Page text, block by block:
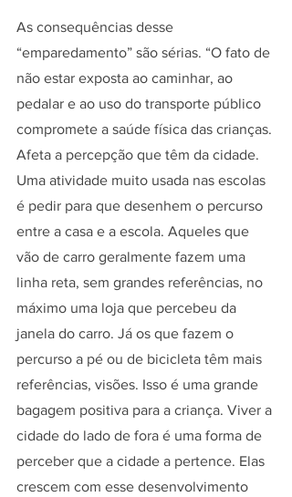
As consequências desse
“emparedamento” são sérias. “O fato de
não estar exposta ao caminhar, ao
pedalar e ao uso do transporte público
compromete a saúde física das crianças.
Afeta a percepção que têm da cidade.
Uma atividade muito usada nas escolas
é pedir para que desenhem o percurso
entre a casa e a escola. Aqueles que
vão de carro geralmente fazem uma
linha reta, sem grandes referências, no
máximo uma loja que percebeu da
janela do carro. Já os que fazem o
percurso a pé ou de bicicleta têm mais
referências, visões. Isso é uma grande
bagagem positiva para a criança. Viver a
cidade do lado de fora é uma forma de
perceber que a cidade a pertence. Elas
crescem com esse desenvolvimento